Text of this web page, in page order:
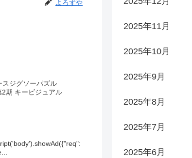
よろずや
ジグソーパズル
期 キービジュアル
2025年11月
2025年10月
2025年9月
2025年8月
2025年7月
2025年6月